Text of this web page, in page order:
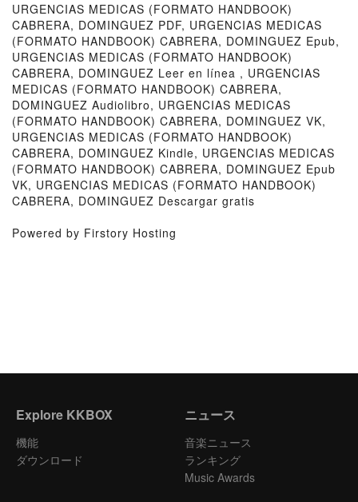
URGENCIAS MEDICAS (FORMATO HANDBOOK)
CABRERA, DOMINGUEZ PDF, URGENCIAS MEDICAS
(FORMATO HANDBOOK) CABRERA, DOMINGUEZ Epub,
URGENCIAS MEDICAS (FORMATO HANDBOOK)
CABRERA, DOMINGUEZ Leer en línea , URGENCIAS
MEDICAS (FORMATO HANDBOOK) CABRERA,
DOMINGUEZ Audiolibro, URGENCIAS MEDICAS
(FORMATO HANDBOOK) CABRERA, DOMINGUEZ VK,
URGENCIAS MEDICAS (FORMATO HANDBOOK)
CABRERA, DOMINGUEZ Kindle, URGENCIAS MEDICAS
(FORMATO HANDBOOK) CABRERA, DOMINGUEZ Epub
VK, URGENCIAS MEDICAS (FORMATO HANDBOOK)
CABRERA, DOMINGUEZ Descargar gratis
Powered by Firstory Hosting
Explore KKBOX
機能
ダウンロード
ニュース
音楽ニュース
ランキング
Music Awards